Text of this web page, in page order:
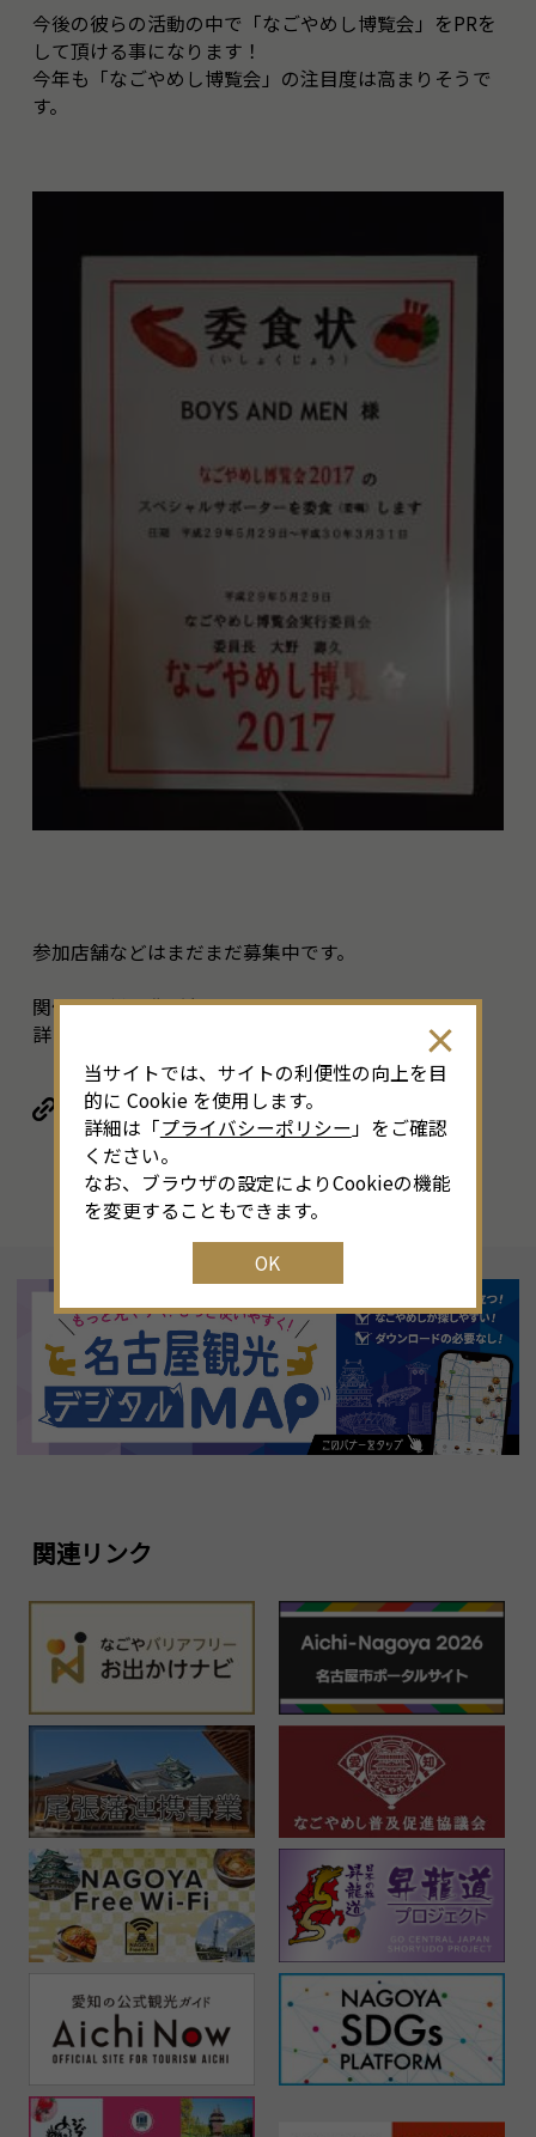
今後の彼らの活動の中で「なごやめし博覧会」をPRを
して頂ける事になります！
今年も「なごやめし博覧会」の注目度は高まりそうで
す。
参加店舗などはまだまだ募集中です。
関係の皆様是非ご参加の程おまちしています。
詳しくは下記HPを参照ください。
リンク
関連リンク
当サイトでは、サイトの利便性の向上を目
的に Cookie を使用します。
詳細は「プライバシーポリシー 」をご確認
ください。
なお、ブラウザの設定によりCookieの機能
を変更することもできます。
OK